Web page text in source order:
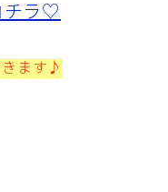
チラ♡
ます♪